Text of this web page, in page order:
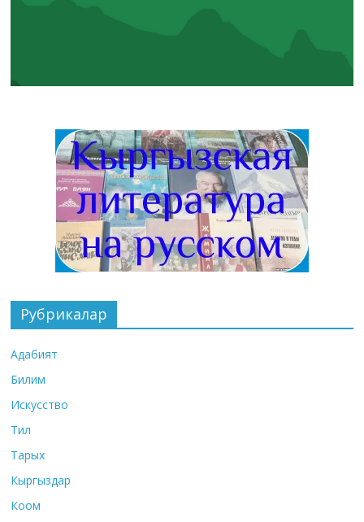
Рубрикалар
Адабият
Билим
Искусство
Тил
Тарых
Кыргыздар
Коом